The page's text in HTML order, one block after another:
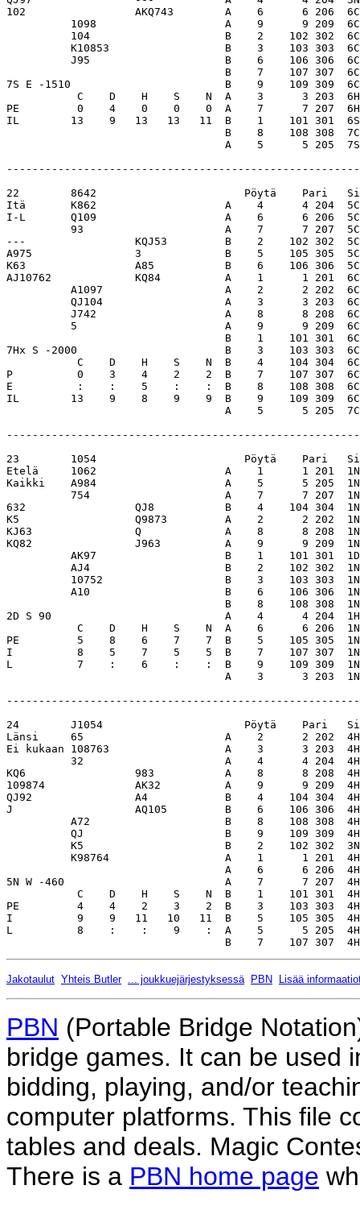
Jakotaulut Yhteis Butler ... joukkuejärjestyksessä PBN Lisää
PBN (Portable Bridge
bridge games. It can be used
bidding, playing, and/or
computer platforms. This file
tables and deals. Magic
There is a PBN home page